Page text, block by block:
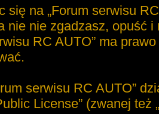
się na „Forum serwisu
nie nie zgadzasz, opuść i
RC AUTO” ma
serwisu RC AUTO”
License” (zwanej też